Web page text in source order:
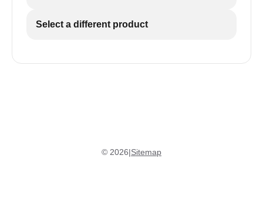
Select a different product
© 2026|Sitemap